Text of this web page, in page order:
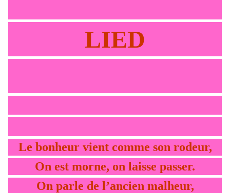
LIED
Le bonheur vient comme son rodeur,
On est morne, on laisse passer.
On parle de l’ancien malheur,